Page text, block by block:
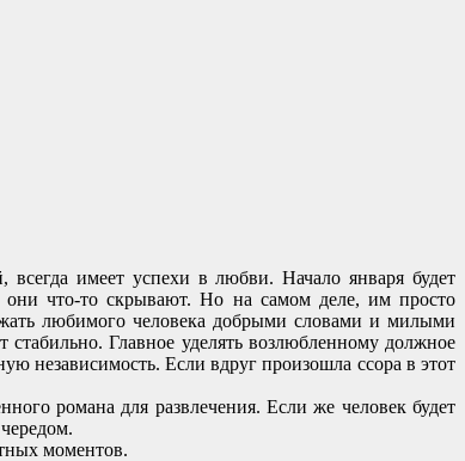
имеет успехи в любви. Начало января будет
они что-то скрывают. Но на самом деле, им просто
любимого человека добрыми словами и милыми
Главное уделять возлюбленному должное
независимость. Если вдруг произошла ссора в этот
романа для развлечения. Если же человек будет
моментов.